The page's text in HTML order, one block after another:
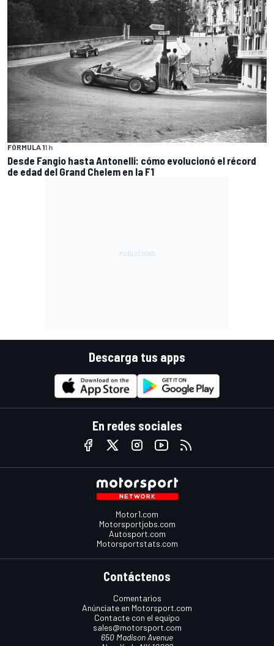
FÓRMULA 11 h
Desde Fangio hasta Antonelli: cómo evolucionó el récord
de edad del Grand Chelem en la F1
Descarga tus apps
En redes sociales
Motor1.com
Motorsportjobs.com
Autosport.com
Motorsportstats.com
Contáctenos
Comentarios
Anúnciate en Motorsport.com
Contacte con el equipo
sales@motorsport.com
650 Madison Avenue